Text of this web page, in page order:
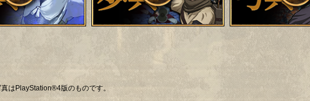
はPlayStation®4版のものです。